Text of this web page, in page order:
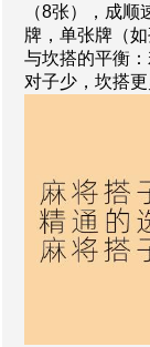
（8张），成
牌，单张牌（
与坎搭的平衡
对子少，坎搭